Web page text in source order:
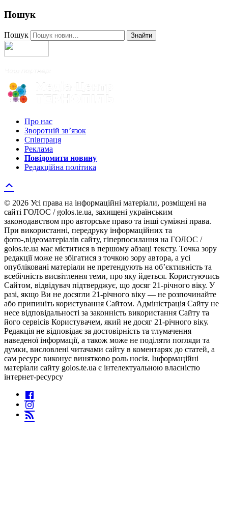
Пошук
Пошук Знайти
Про нас
Зворотній зв’язок
Співпраця
Реклама
Повідомити новину
Редакційна політика
© 2026 Усі права на інформаційні матеріали, розміщені на
сайті ГОЛОС / golos.te.ua, захищені українським
законодавством про авторське право та інші суміжні права.
При використанні, передруку інформаційних та
фото-,відеоматеріалів сайту, гіперпосилання на ГОЛОС /
golos.te.ua має міститися в першому абзаці тексту. Точка зору
редакції може не збігатися з точкою зору автора, а усі
опубліковані матеріали не претендують на об’єктивність та
всебічність висвітлення теми, про яку йдеться. Користуючись
Сайтом, відвідувач підтверджує, що досяг 21-річного віку. У
разі, якщо Ви не досягли 21-річного віку — не розпочинайте
або припиніть користування Сайтом. Адміністрація Сайту не
несе відповідальності за законність використання Сайту та
його сервісів Користувачем, який не досяг 21-річного віку.
Редакція не відповідає за достовірність та тлумачення
наведеної інформації, а також може не поділяти погляди та
думки, висловлені читачами сайту в коментарях до статей, а
сам ресурс виконує винятково роль носія. Інформаційні
матеріали сайту golos.te.ua є інтелектуальною власністю
інтернет-ресурсу